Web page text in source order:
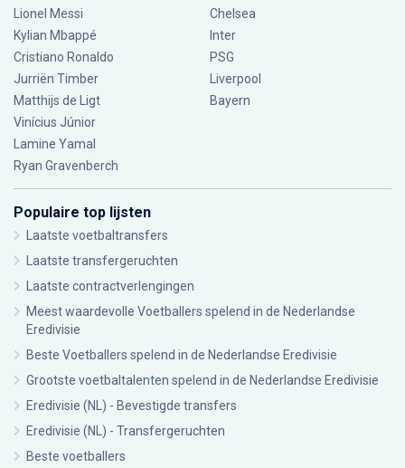
Lionel Messi
Kylian Mbappé
Cristiano Ronaldo
Jurriën Timber
Matthijs de Ligt
Vinícius Júnior
Lamine Yamal
Ryan Gravenberch
Chelsea
Inter
PSG
Liverpool
Bayern
Populaire top lijsten
Laatste voetbaltransfers
Laatste transfergeruchten
Laatste contractverlengingen
Meest waardevolle Voetballers spelend in de Nederlandse
Eredivisie
Beste Voetballers spelend in de Nederlandse Eredivisie
Grootste voetbaltalenten spelend in de Nederlandse Eredivisie
Eredivisie (NL) - Bevestigde transfers
Eredivisie (NL) - Transfergeruchten
Beste voetballers